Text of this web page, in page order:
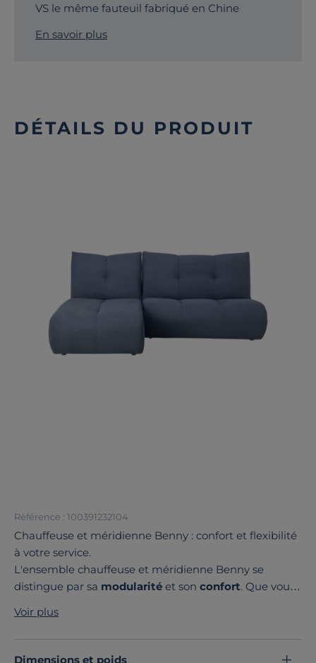
VS le même fauteuil fabriqué en Chine
En savoir plus
DÉTAILS DU PRODUIT
Référence : 100391232104
Chauffeuse et méridienne Benny : confort et flexibilité
à votre service.
L'ensemble chauffeuse et méridienne Benny se
distingue par sa modularité et son confort. Que vous
plus spacieux,
les types d'environnements.
Son design innovant et ses
multiples configurations
Voir plus
Dimensions et poids